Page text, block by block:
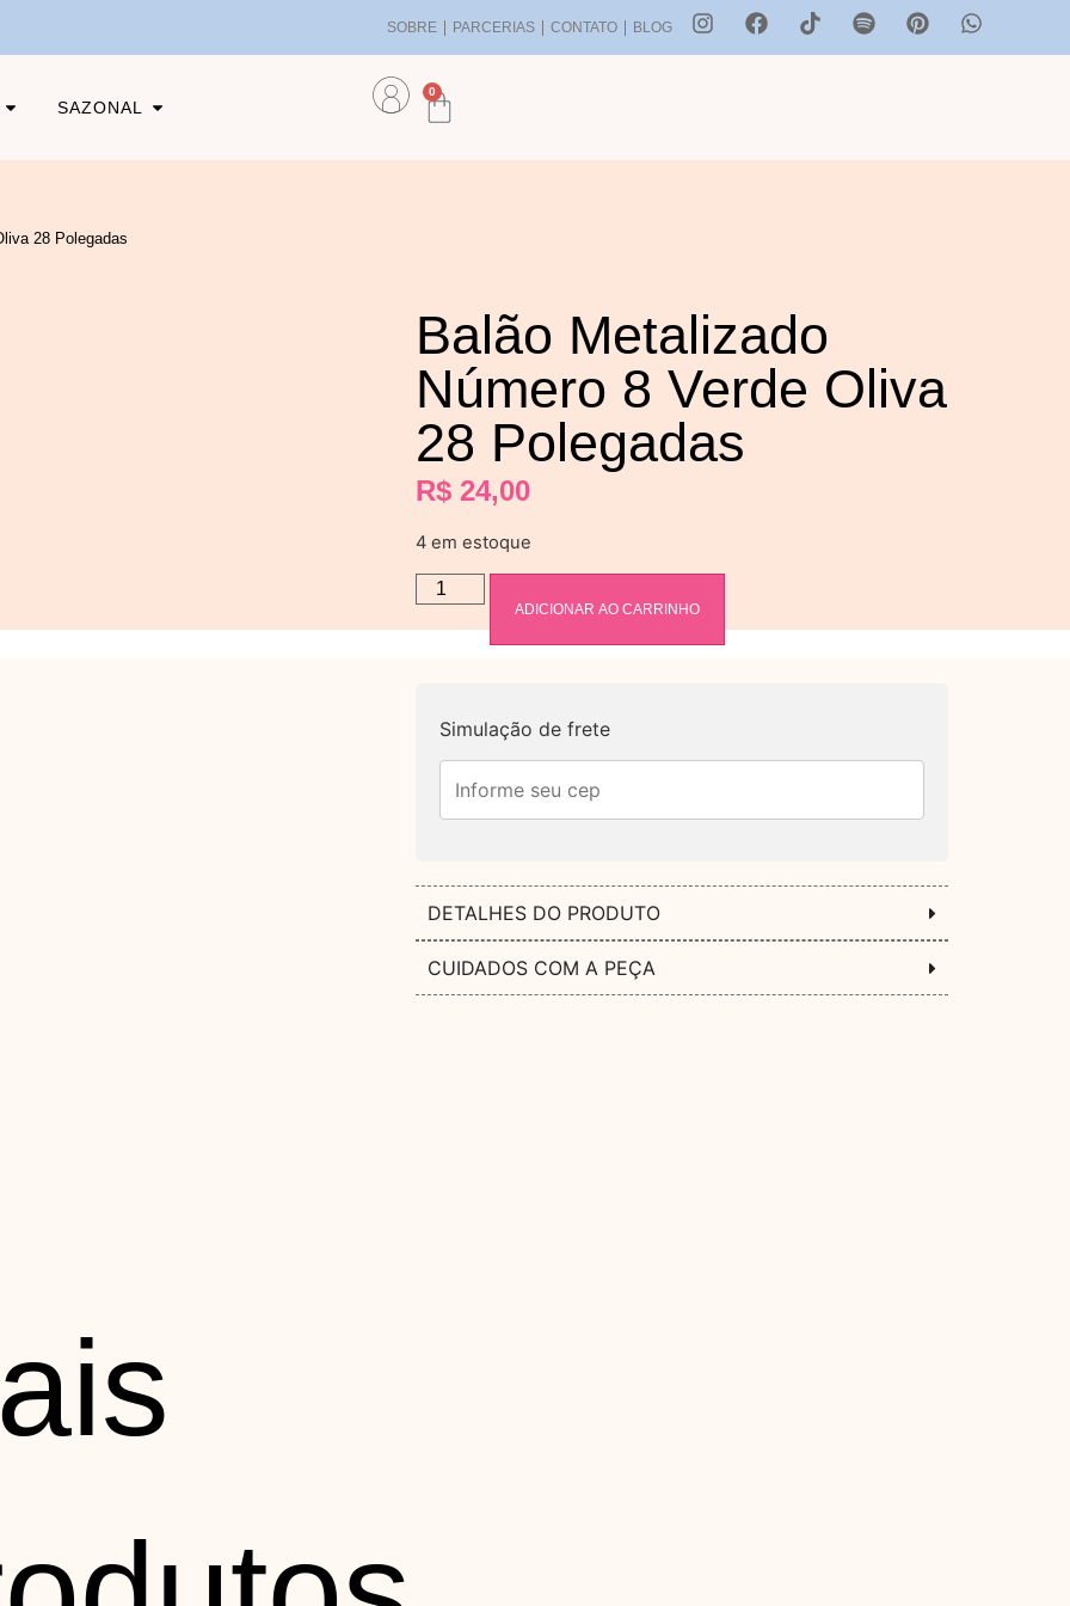
SOBRE PARCERIAS CONTATO BLOG
SAZONAL
0
28 Polegadas
Balão Metalizado
Número 8 Verde Oliva
28 Polegadas
R$ 24,00
4 em estoque
ADICIONAR AO CARRINHO
Simulação de frete
DETALHES DO PRODUTO
CUIDADOS COM A PEÇA